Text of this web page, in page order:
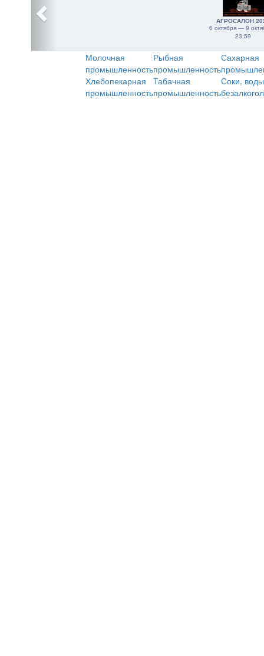
АГРОСАЛОН
6 октября — 9
23:59
Молочная
промышленность
Рыбная
промышленность
Сахарная
Хлебопекарная
промышленность
Табачная
промышленность
Соки,